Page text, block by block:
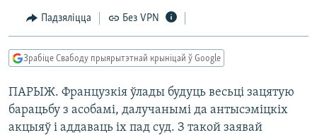
галоўнай
Перайсьці
пошуку
ПАЛІТЫКА
ВАЙНА
БЕЛАРУСЫ НА ВАЙНЕ
ПАЛІТВЯЗЬНІ
ГІСТОРЫЯ НА СВАБОДЗЕ
КНІГІ
АЎДЫЁКНІГІ
PREMIUM
ПАДЗЯЛІЦЦА ІНФАРМАЦЫЯЙ
RSS
FACEBOOK
TWITTER
Усе сайты РС/РСЭ
Падзяліцца Без VPN
Зрабіце Свабоду прыярытэтнай крыніцай ў Google
ПАРЫЖ. Французкiя ўлады будуць весьцi зацятую
барацьбу з асобамi, далучанымi да антысэмiцкiх
акцыяў i аддаваць iх пад суд. З такой заявай